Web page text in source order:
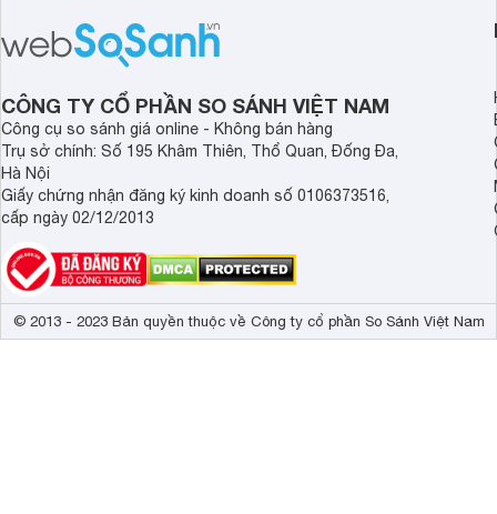
thời điểm mới mở bán, mang lại tỷ lệ
giá trị/chi phí hấp dẫn hơn cho người
dùng đang tìm kiếm một mẫu máy rửa
bát cao cấp.
CÔNG TY CỔ PHẦN SO SÁNH VIỆT NAM
Công cụ so sánh giá online - Không bán hàng
Trụ sở chính: Số 195 Khâm Thiên, Thổ Quan, Đống Đa,
Hà Nội
Giấy chứng nhận đăng ký kinh doanh số 0106373516,
cấp ngày 02/12/2013
© 2013 - 2023 Bản quyền thuộc về Công ty cổ phần So Sánh Việt Nam